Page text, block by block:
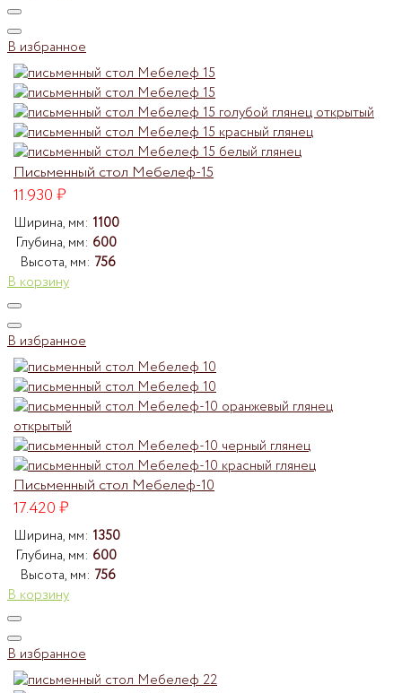
В избранное
Письменный стол Мебелеф-15
11.930₽
Ширина, мм: 1100
Глубина, мм: 600
Высота, мм: 756
В корзину
В избранное
Письменный стол Мебелеф-10
17.420₽
Ширина, мм: 1350
Глубина, мм: 600
Высота, мм: 756
В корзину
В избранное